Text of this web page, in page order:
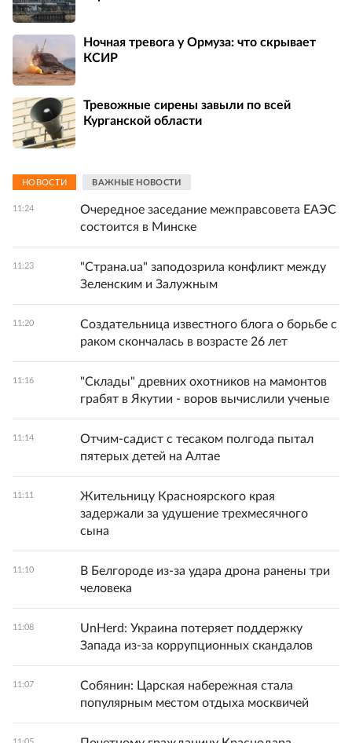
Ночная тревога у Ормуза: что скрывает
КСИР
Тревожные сирены завыли по всей
Курганской области
НОВОСТИ ВАЖНЫЕ НОВОСТИ
11:24
Очередное заседание межправсовета ЕАЭС
состоится в Минске
11:23
"Страна.ua" заподозрила конфликт между
Зеленским и Залужным
11:20
Создательница известного блога о борьбе с
раком скончалась в возрасте 26 лет
11:16
"Склады" древних охотников на мамонтов
грабят в Якутии - воров вычислили ученые
11:14
Отчим-садист с тесаком полгода пытал
пятерых детей на Алтае
11:11
Жительницу Красноярского края
задержали за удушение трехмесячного
сына
11:10
В Белгороде из-за удара дрона ранены три
человека
11:08
UnHerd: Украина потеряет поддержку
Запада из-за коррупционных скандалов
11:07
Собянин: Царская набережная стала
популярным местом отдыха москвичей